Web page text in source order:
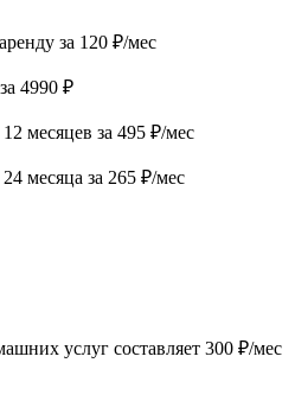
за 120 ₽/мес
4990 ₽
месяцев за 495 ₽/мес
месяца за 265 ₽/мес
услуг составляет 300 ₽/мес